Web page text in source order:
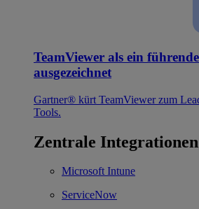
TeamViewer als ein
ausgezeichnet
Gartner® kürt TeamViewer zum
Tools.
Zentrale Integrationen
Microsoft Intune
ServiceNow